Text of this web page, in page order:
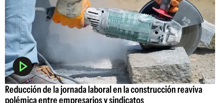
Reducción de la jornada laboral en la construcción reaviva
polémica entre empresarios y sindicatos